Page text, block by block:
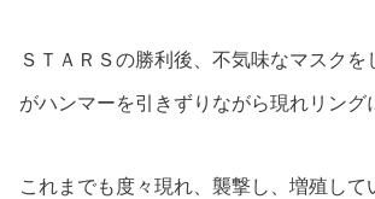
ＳＴＡＲＳの勝利後、不気味なマスクを
がハンマーを引きずりながら現れリング
これまでも度々現れ、襲撃し、増殖して